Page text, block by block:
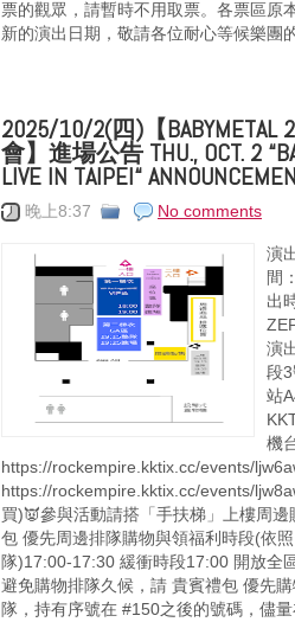
票的觀眾，請暫時不用取票。各票區原
新的演出日期，敬請各位耐心等候樂團
2025/10/2(四)【
會】進場公告 THU., OCT. 2
LIVE IN TAIPEI“
晚上8:37 No comments
演
間
出
演
段
站
機
https://rockempire.kktix.cc/events/
https://rockempire.kktix.cc/events/
買)👿參與活動請搭「手扶梯」上樓周
包 優先周邊排隊購物與領福利時段(依
隊)17:00-17:30 緩衝時段17:00 開放全
避免購物排隊久候，請 貴賓禮包 優先
隊，持有序號在 #150之後的號碼，儘